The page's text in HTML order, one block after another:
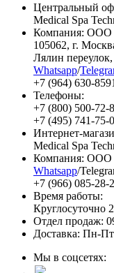
Центральный
Medical Spa
Компания:
105062, г.
Лялин
Whatsapp/
+7 (964) 630-8591
Телефоны:
+7 (800) 500-72-
+7 (495) 741-75-
Интернет-
Medical Spa
Компания:
Whatsapp/
+7 (966) 085-28-
Время работы:
Круглосуточно
Отдел продаж:
Доставка: Пн-
Мы в соцсетях: